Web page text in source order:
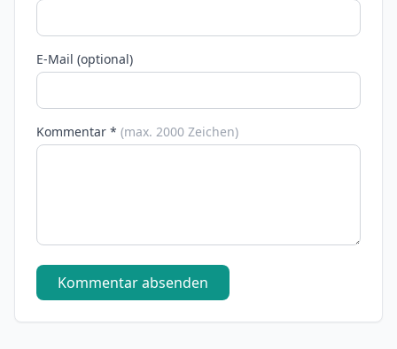
E-Mail (optional)
Kommentar * (max. 2000 Zeichen)
Kommentar absenden